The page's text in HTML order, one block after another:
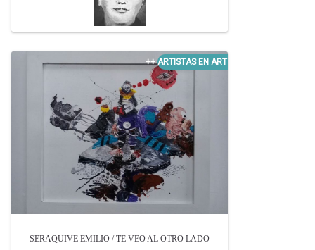
SERAQUIVE EMILIO / TE VEO AL OTRO LADO